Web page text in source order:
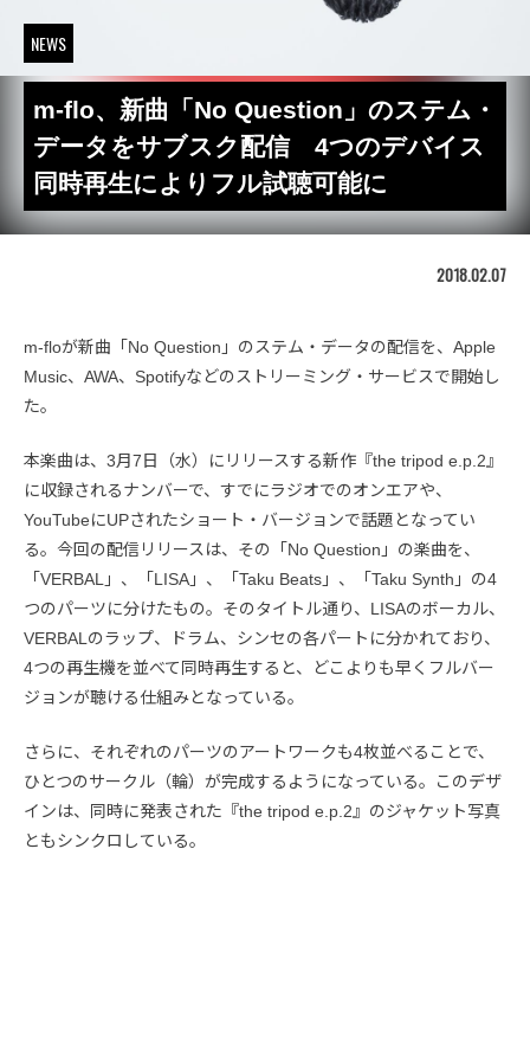
NEWS
m-flo、新曲「No Question」のステム・
データをサブスク配信 4つのデバイス
同時再生によりフル試聴可能に
2018.02.07
m-floが新曲「No Question」のステム・データの配信を、Apple
Music、AWA、Spotifyなどのストリーミング・サービスで開始し
た。
本楽曲は、3月7日（水）にリリースする新作『the tripod e.p.2』
に収録されるナンバーで、すでにラジオでのオンエアや、
YouTubeにUPされたショート・バージョンで話題となってい
る。今回の配信リリースは、その「No Question」の楽曲を、
「VERBAL」、「LISA」、「Taku Beats」、「Taku Synth」の4
つのパーツに分けたもの。そのタイトル通り、LISAのボーカル、
VERBALのラップ、ドラム、シンセの各パートに分かれており、
4つの再生機を並べて同時再生すると、どこよりも早くフルバー
ジョンが聴ける仕組みとなっている。
さらに、それぞれのパーツのアートワークも4枚並べることで、
ひとつのサークル（輪）が完成するようになっている。このデザ
インは、同時に発表された『the tripod e.p.2』のジャケット写真
ともシンクロしている。